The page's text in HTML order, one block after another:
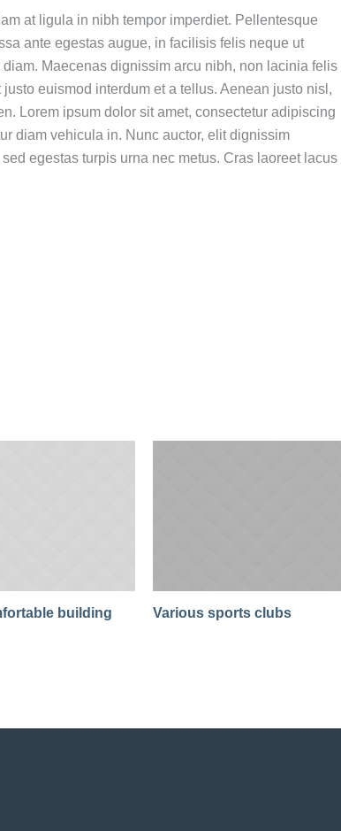
at ligula in nibh tempor imperdiet. Pellentesque
ante egestas augue, in facilisis felis neque ut
Maecenas dignissim arcu nibh, non lacinia felis
euismod interdum et a tellus. Aenean justo nisl,
Lorem ipsum dolor sit amet, consectetur adipiscing
diam vehicula in. Nunc auctor, elit dignissim
egestas turpis urna nec metus. Cras laoreet lacus
building Various sports clubs